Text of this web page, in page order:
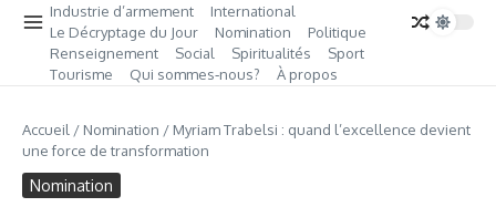
Industrie d’armement
International
Le Décryptage du Jour
Nomination
Politique
Renseignement
Social Spiritualités
Sport
Tourisme
Qui sommes‑nous? À propos
Accueil / Nomination / Myriam Trabelsi : quand l’excellence devient
une force de transformation
Nomination